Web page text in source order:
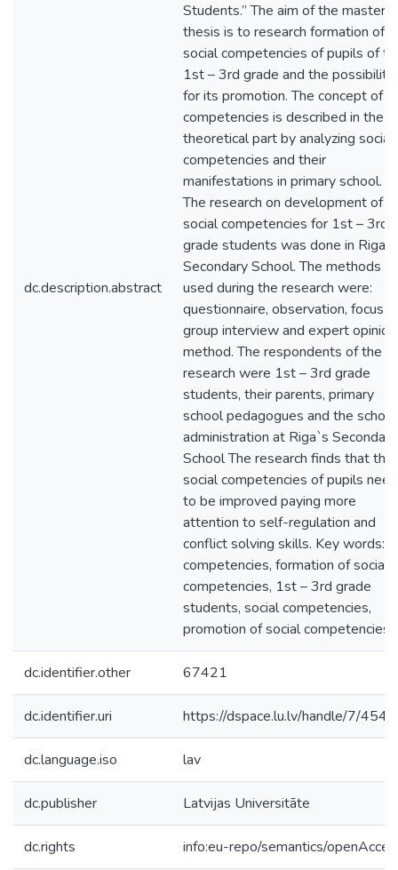
dc.description.abstract
Students.” The aim of the master
thesis is to research formation of
social competencies of pupils of
1st – 3rd grade and the
for its promotion. The concept of
competencies is described in the
theoretical part by analyzing social
competencies and their
manifestations in primary school.
The research on development of
social competencies for 1st – 3rd
grade students was done in Riga`s
Secondary School. The methods
used during the research were:
questionnaire, observation, focus
group interview and expert opinion
method. The respondents of the
research were 1st – 3rd grade
students, their parents, primary
school pedagogues and the school
administration at Riga`s Secondary
School The research finds that the
social competencies of pupils need
to be improved paying more
attention to self-regulation and
conflict solving skills. Key words:
competencies, formation of social
competencies, 1st – 3rd grade
students, social competencies,
promotion of social competencies.
dc.identifier.other 67421
dc.identifier.uri https://dspace.lu.lv/handle/7/
dc.language.iso lav
dc.publisher Latvijas Universitāte
dc.rights info:eu-repo/semantics/